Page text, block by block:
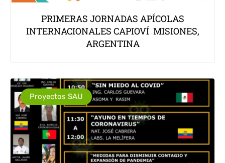
PRIMERAS JORNADAS APÍCOLAS
INTERNACIONALES CAPIOVÍ MISIONES,
ARGENTINA
Proyectos SAU